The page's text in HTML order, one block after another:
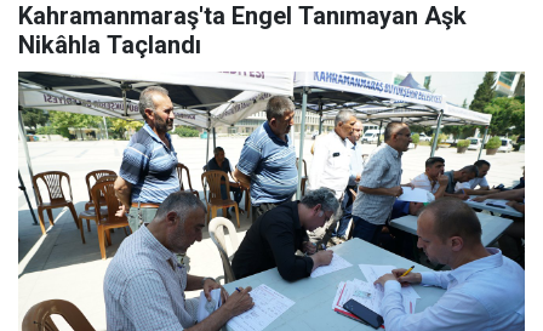
Kahramanmaraş'ta Engel Tanımayan Aşk
Nikâhla Taçlandı